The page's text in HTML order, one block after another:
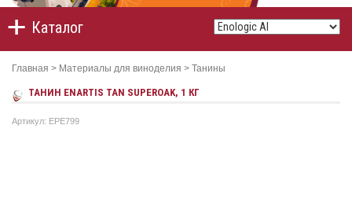
Каталог
Главная > Материалы для виноделия > Танины
ТАНИН ENARTIS TAN SUPEROAK, 1 КГ
Артикул: EPE799